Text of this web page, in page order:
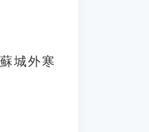
城外寒